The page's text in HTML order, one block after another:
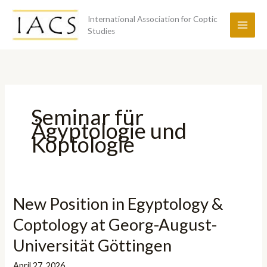
content
International Association for Coptic
Studies
Seminar für
Ägyptologie und
Koptologie
New Position in Egyptology &
Coptology at Georg-August-
Universität Göttingen